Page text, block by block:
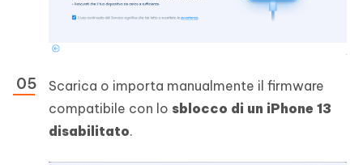
Scarica o importa manualmente il firmware
compatibile con lo sblocco di un iPhone 13
disabilitato.